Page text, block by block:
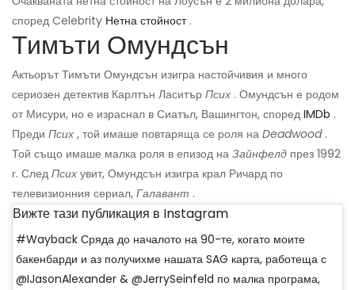
според Celebrity Нетна стойност.
Тимъти Омундсън
Актьорът Тимъти Омундсън изигра настойчивия и много
сериозен детектив Карлтън Ласитър Псих . Омундсън е родом
от Мисури, но е израснал в Сиатъл, Вашингтон, според IMDb .
Преди Псих , той имаше повтаряща се роля на Deadwood.
Той също имаше малка роля в епизод на Зайнфелд през 1992
г. След Псих увит, Омундсън изигра крал Ричард по
телевизионния сериал, Галавант .
Вижте тази публикация в Instagram
#Wayback Сряда до началото на 90-те, когато моите
бакенбарди и аз получихме нашата SAG карта, работеща с
@IJasonAlexander & @JerrySeinfeld по малка програма,